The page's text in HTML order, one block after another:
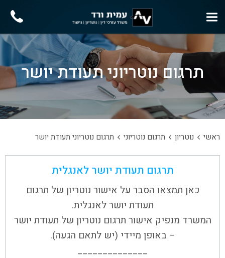
תרגום נוטריוני תעודת יושר
ראשי נוטריון תרגום נוטריוני תרגום נוטריוני תעודת יושר
תרגום תעודת יושר לאנגלית
כאן תמצאו הסבר על אישור נוטריון של תרגום
תעודת יושר לאנגלית.
המשרד מנפיק אישור תרגום נוטריון של תעודת יושר
– באופן מיידי (יש לתאם הגעה).
______________